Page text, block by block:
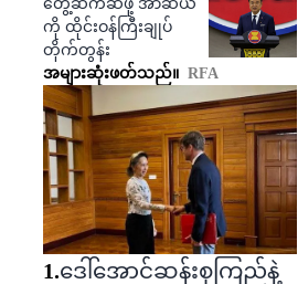
တွေ့ဆက်ဆံဖို့ အာဆီယံ
ကို ထိုင်းဝန်ကြီးချုပ်
တိုက်တွန်း
အများဆုံးဖတ်သည်။ RFA
1.ဒေါ်အောင်ဆန်းစုကြည်နဲ့